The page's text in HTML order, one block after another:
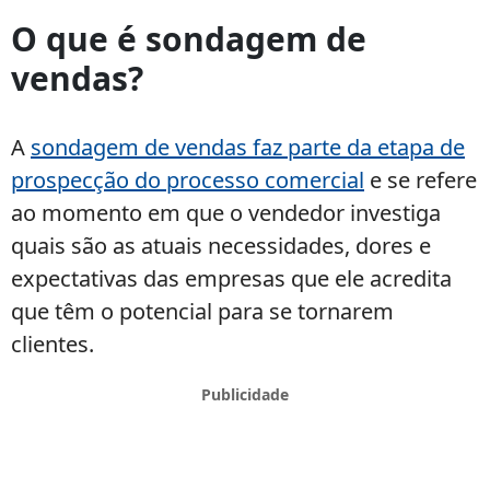
mulher
segurando
um
vendas
crescente
O que é sondagem de
vendas?
A sondagem de vendas faz parte da etapa de
prospecção do processo comercial e se refere
ao momento em que o vendedor investiga
quais são as atuais necessidades, dores e
expectativas das empresas que ele acredita
que têm o potencial para se tornarem
clientes.